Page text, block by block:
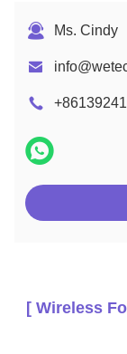
Ms. Cindy
[ Wireless